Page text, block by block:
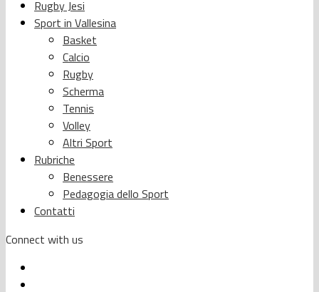
Rugby Jesi
Sport in Vallesina
Basket
Calcio
Rugby
Scherma
Tennis
Volley
Altri Sport
Rubriche
Benessere
Pedagogia dello Sport
Contatti
Connect with us